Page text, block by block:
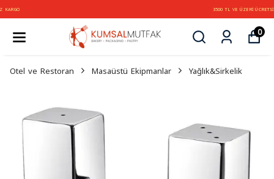
0
Otel ve Restoran Masaüstü Ekipmanlar Yağlık&Sirkelik